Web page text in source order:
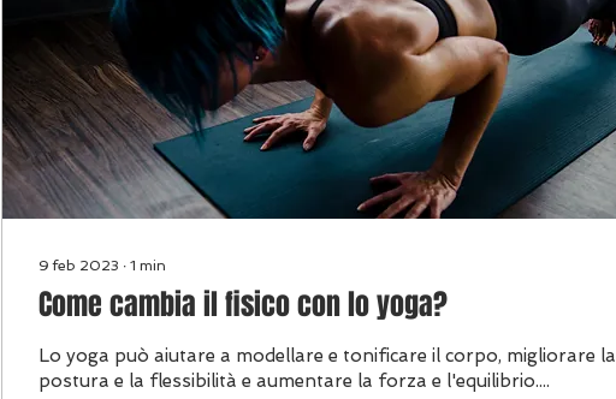
9 feb 2023 ∙ 1 min
Come cambia il fisico con lo yoga?
Lo yoga può aiutare a modellare e tonificare il corpo, migliorare la
postura e la flessibilità e aumentare la forza e l'equilibrio....